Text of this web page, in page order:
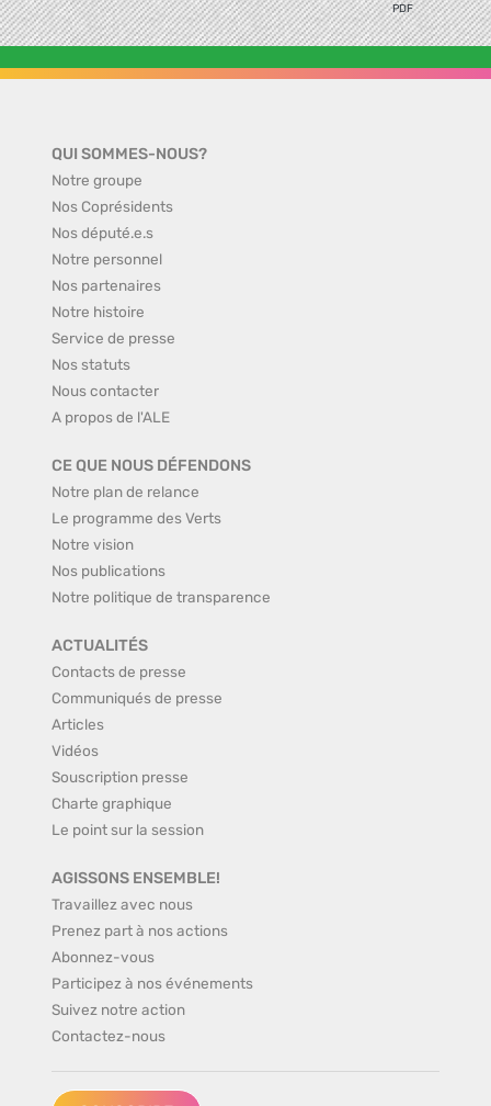
PDF
QUI SOMMES-NOUS?
Notre groupe
Nos Coprésidents
Nos député.e.s
Notre personnel
Nos partenaires
Notre histoire
Service de presse
Nos statuts
Nous contacter
A propos de l'ALE
CE QUE NOUS DÉFENDONS
Notre plan de relance
Le programme des Verts
Notre vision
Nos publications
Notre politique de transparence
ACTUALITÉS
Contacts de presse
Communiqués de presse
Articles
Vidéos
Souscription presse
Charte graphique
Le point sur la session
AGISSONS ENSEMBLE!
Travaillez avec nous
Prenez part à nos actions
Abonnez-vous
Participez à nos événements
Suivez notre action
Contactez-nous